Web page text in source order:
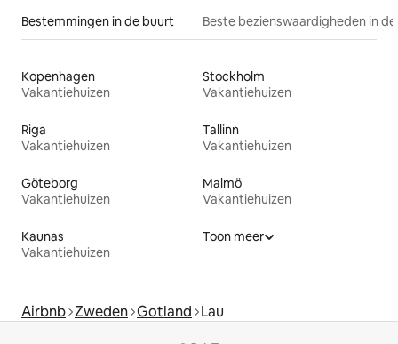
Bestemmingen in de buurt Beste bezienswaardigheden in
Kopenhagen
Vakantiehuizen
Stockholm
Vakantiehuizen
Riga
Vakantiehuizen
Tallinn
Vakantiehuizen
Göteborg
Vakantiehuizen
Malmö
Vakantiehuizen
Kaunas
Vakantiehuizen
Toon meer
Airbnb Zweden Gotland Lau